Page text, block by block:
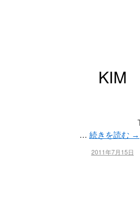
KIM
This
… 続きを読む →
2011年7月15日